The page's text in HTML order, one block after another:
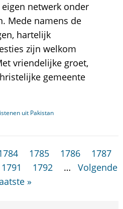
netwerk onder
Mede namens de
hartelijk
zijn welkom
vriendelijke groet,
gemeente
uit Pakistan
1785 1786
1787
1791 1792 …
Volgende
»